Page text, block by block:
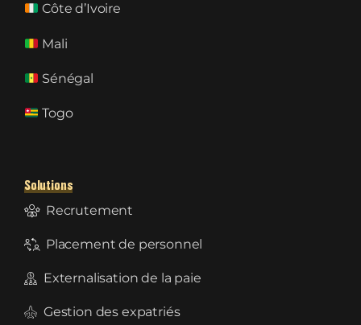
Côte d’Ivoire
Mali
Sénégal
Togo
Solutions
Recrutement
Placement de personnel
Externalisation de la paie
Gestion des expatriés